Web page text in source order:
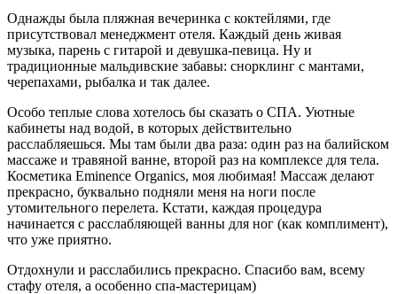
Однажды была пляжная вечеринка с коктейлями, где
присутствовал менеджмент отеля. Каждый день живая
музыка, парень с гитарой и девушка-певица. Ну и
традиционные мальдивские забавы: снорклинг с мантами,
черепахами, рыбалка и так далее.
Особо теплые слова хотелось бы сказать о СПА. Уютные
кабинеты над водой, в которых действительно
расслабляешься. Мы там были два раза: один раз на балийском
массаже и травяной ванне, второй раз на комплексе для тела.
Косметика Eminence Organics, моя любимая! Массаж делают
прекрасно, буквально подняли меня на ноги после
утомительного перелета. Кстати, каждая процедура
начинается с расслабляющей ванны для ног (как комплимент),
что уже приятно.
Отдохнули и расслабились прекрасно. Спасибо вам, всему
стафу отеля, а особенно спа-мастерицам)